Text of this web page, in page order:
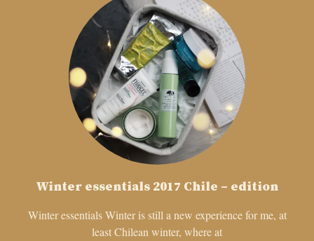
Winter essentials 2017 Chile – edition
Winter essentials Winter is still a new experience for me, at
least Chilean winter, where at